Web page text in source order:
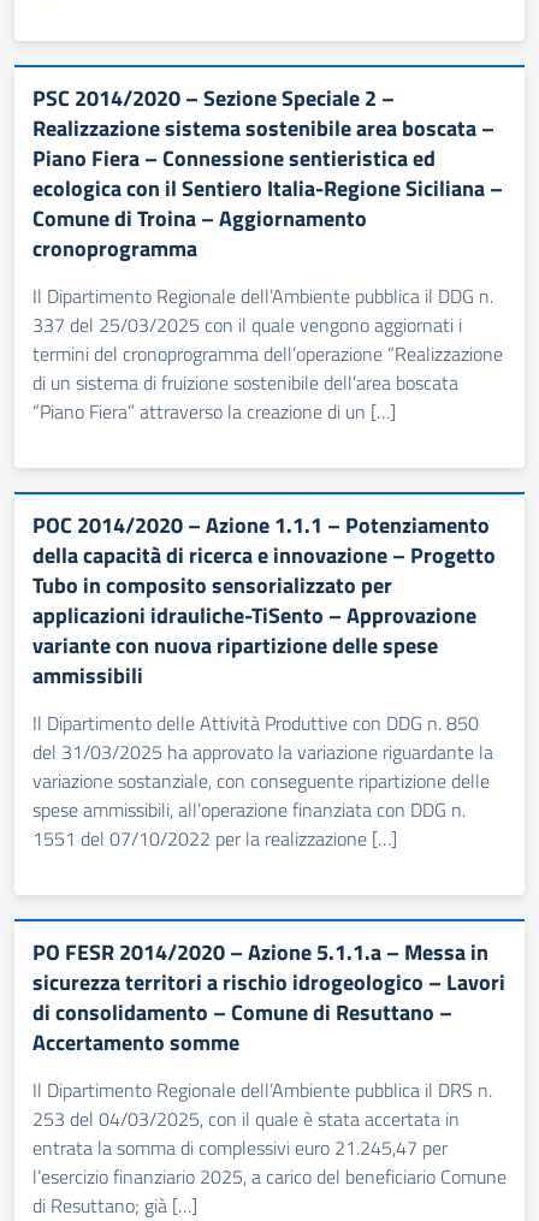
PSC 2014/2020 – Sezione Speciale 2 –
Realizzazione sistema sostenibile area boscata –
Piano Fiera – Connessione sentieristica ed
ecologica con il Sentiero Italia-Regione Siciliana –
Comune di Troina – Aggiornamento
cronoprogramma
Il Dipartimento Regionale dell’Ambiente pubblica il DDG n.
337 del 25/03/2025 con il quale vengono aggiornati i
termini del cronoprogramma dell’operazione “Realizzazione
di un sistema di fruizione sostenibile dell’area boscata
“Piano Fiera” attraverso la creazione di un […]
POC 2014/2020 – Azione 1.1.1 – Potenziamento
della capacità di ricerca e innovazione – Progetto
Tubo in composito sensorializzato per
applicazioni idrauliche-TiSento – Approvazione
variante con nuova ripartizione delle spese
ammissibili
Il Dipartimento delle Attività Produttive con DDG n. 850
del 31/03/2025 ha approvato la variazione riguardante la
variazione sostanziale, con conseguente ripartizione delle
spese ammissibili, all’operazione finanziata con DDG n.
1551 del 07/10/2022 per la realizzazione […]
PO FESR 2014/2020 – Azione 5.1.1.a – Messa in
sicurezza territori a rischio idrogeologico – Lavori
di consolidamento – Comune di Resuttano –
Accertamento somme
Il Dipartimento Regionale dell’Ambiente pubblica il DRS n.
253 del 04/03/2025, con il quale è stata accertata in
entrata la somma di complessivi euro 21.245,47 per
l’esercizio finanziario 2025, a carico del beneficiario Comune
di Resuttano; già […]